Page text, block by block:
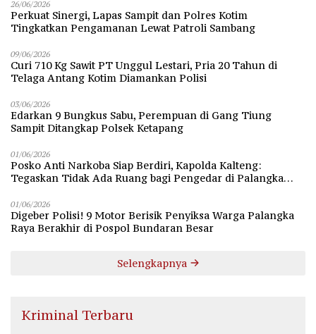
26/06/2026
Perkuat Sinergi, Lapas Sampit dan Polres Kotim
Tingkatkan Pengamanan Lewat Patroli Sambang
09/06/2026
Curi 710 Kg Sawit PT Unggul Lestari, Pria 20 Tahun di
Telaga Antang Kotim Diamankan Polisi
03/06/2026
Edarkan 9 Bungkus Sabu, Perempuan di Gang Tiung
Sampit Ditangkap Polsek Ketapang
01/06/2026
Posko Anti Narkoba Siap Berdiri, Kapolda Kalteng:
Tegaskan Tidak Ada Ruang bagi Pengedar di Palangka
01/06/2026
Digeber Polisi! 9 Motor Berisik Penyiksa Warga Palangka
Raya Berakhir di Pospol Bundaran Besar
Selengkapnya
Kriminal Terbaru